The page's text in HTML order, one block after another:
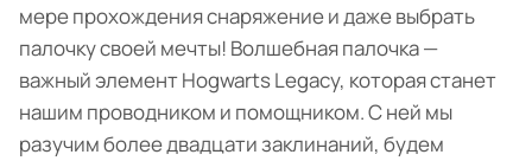
мере прохождения снаряжение и даже выбрать
палочку своей мечты! Волшебная палочка —
важный элемент Hogwarts Legacy, которая станет
нашим проводником и помощником. С ней мы
разучим более двадцати заклинаний, будем